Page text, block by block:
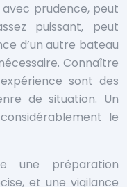
avec prudence, peut
puissant, peut
d’un autre bateau
Connaître
sont des
de situation. Un
le
une préparation
et une vigilance